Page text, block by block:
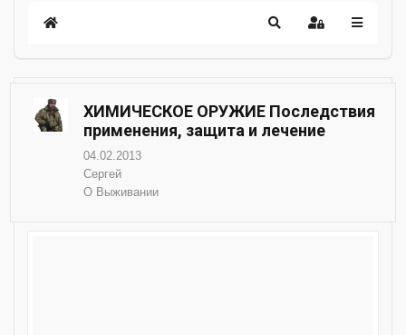
ХИМИЧЕСКОЕ ОРУЖИЕ Последствия
применения, защита и лечение
04.02.2013
Сергей
О Выживании